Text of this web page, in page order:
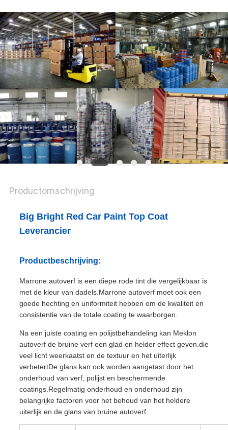
SITEMAP
PRIVACYBELEID
Productomschrijving
Big Bright Red Car Paint Top Coat
Leverancier
Productbeschrijving:
Marrone autoverf is een diepe rode tint die vergelijkbaar is
met de kleur van dadels.Marrone autoverf moet ook een
goede hechting en uniformiteit hebben om de kwaliteit en
consistentie van de totale coating te waarborgen.
Na een juiste coating en polijstbehandeling kan Meklon
autoverf de bruine verf een glad en helder effect geven.die
veel licht weerkaatst en de textuur en het uiterlijk
verbetertDe glans kan ook worden aangetast door het
onderhoud van verf, polijst en beschermende
coatings.Regelmatig onderhoud en onderhoud zijn
belangrijke factoren voor het behoud van het heldere
uiterlijk en de glans van bruine autoverf.